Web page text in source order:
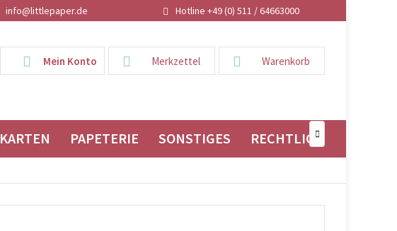
info@littlepaper.de Hotline +49 (0) 511 / 64663000
Warenkorb
Merkzettel
Mein Konto
KARTEN PAPETERIE SONSTIGES RECHTLICHES
